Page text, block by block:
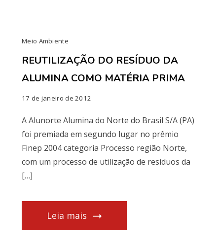
Meio Ambiente
REUTILIZAÇÃO DO RESÍDUO DA
ALUMINA COMO MATÉRIA PRIMA
17 de janeiro de 2012
A Alunorte Alumina do Norte do Brasil S/A (PA)
foi premiada em segundo lugar no prêmio
Finep 2004 categoria Processo região Norte,
com um processo de utilização de resíduos da
[…]
Leia mais